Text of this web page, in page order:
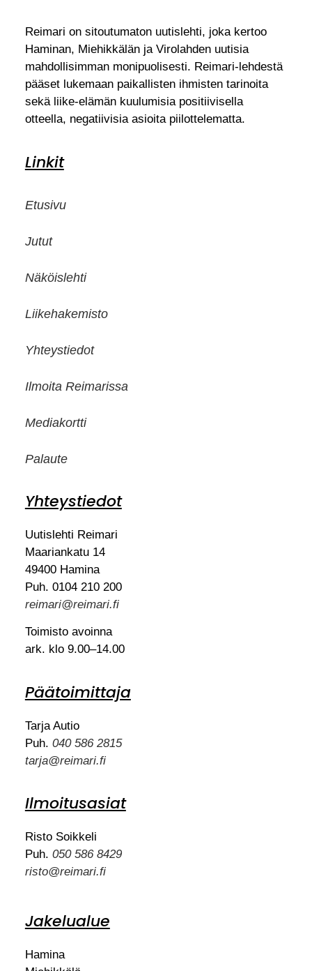
Reimari on sitoutumaton uutislehti, joka kertoo
Haminan, Miehikkälän ja Virolahden uutisia
mahdollisimman monipuolisesti. Reimari-lehdestä
pääset lukemaan paikallisten ihmisten tarinoita
sekä liike-elämän kuulumisia positiivisella
otteella, negatiivisia asioita piilottelematta.
Linkit
Etusivu
Jutut
Näköislehti
Liikehakemisto
Yhteystiedot
Ilmoita Reimarissa
Mediakortti
Palaute
Yhteystiedot
Uutislehti Reimari
Maariankatu 14
49400 Hamina
Puh. 0104 210 200
reimari@reimari.fi
Toimisto avoinna
ark. klo 9.00–14.00
Päätoimittaja
Tarja Autio
Puh. 040 586 2815
tarja@reimari.fi
Ilmoitusasiat
Risto Soikkeli
Puh. 050 586 8429
risto@reimari.fi
Jakelualue
Hamina